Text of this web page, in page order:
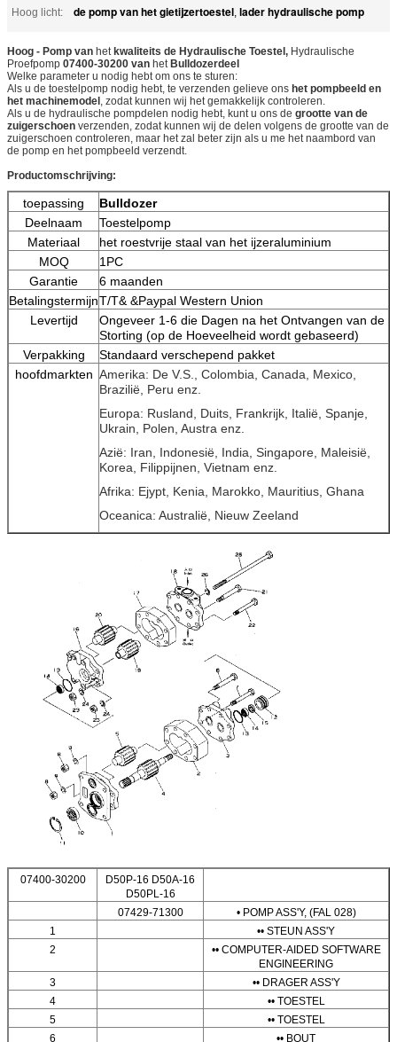
Hoog licht:
de pomp van het gietijzertoestel, lader hydraulische pomp
Hoog - Pomp van hetkwaliteits de Hydraulische Toestel, Hydraulische
Proefpomp 07400-30200 van hetBulldozerdeel
Welke parameter u nodig hebt om ons te sturen:
Als u de toestelpomp nodig hebt, te verzenden gelieve ons het pompbeeld en
het machinemodel, zodat kunnen wij het gemakkelijk controleren.
Als u de hydraulische pompdelen nodig hebt, kunt u ons de grootte van de
zuigerschoen verzenden, zodat kunnen wij de delen volgens de grootte van de
zuigerschoen controleren, maar het zal beter zijn als u me het naambord van
de pomp en het pompbeeld verzendt.
Productomschrijving:
toepassing
Bulldozer
Deelnaam
Toestelpomp
Materiaal
het roestvrije staal van het ijzeraluminium
MOQ
1PC
Garantie
6 maanden
BetalingstermijnT/T& &Paypal Western Union
Levertijd
Ongeveer 1-6 die Dagen na het Ontvangen van de
Storting (op de Hoeveelheid wordt gebaseerd)
Verpakking
Standaard verschepend pakket
hoofdmarkten Amerika: De V.S., Colombia, Canada, Mexico,
Brazilië, Peru enz.
Europa: Rusland, Duits, Frankrijk, Italië, Spanje,
Ukrain, Polen, Austra enz.
Azië: Iran, Indonesië, India, Singapore, Maleisië,
Korea, Filippijnen, Vietnam enz.
Afrika: Ejypt, Kenia, Marokko, Mauritius, Ghana
Oceanica: Australië, Nieuw Zeeland
07400-30200
D50P-16 D50A-16
D50PL-16
07429-71300
• POMP ASS'Y, (FAL 028)
1
•• STEUN ASS'Y
2
•• COMPUTER-AIDED SOFTWARE
ENGINEERING
3
•• DRAGER ASS'Y
4
•• TOESTEL
5
•• TOESTEL
6
•• BOUT